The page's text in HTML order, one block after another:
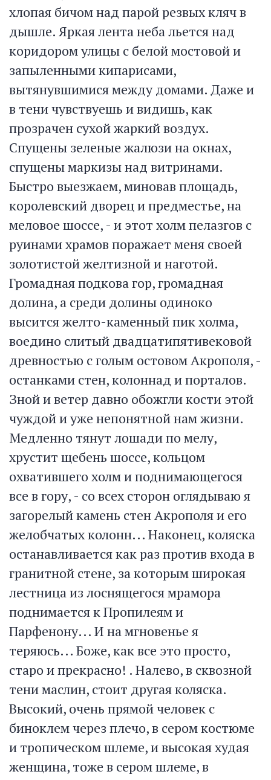
хлопая бичом над парой резвых кляч в
дышле. Яркая лента неба льется над
коридором улицы с белой мостовой и
запыленными кипарисами,
вытянувшимися между домами. Даже и
в тени чувствуешь и видишь, как
прозрачен сухой жаркий воздух.
Спущены зеленые жалюзи на окнах,
спущены маркизы над витринами.
Быстро выезжаем, миновав площадь,
королевский дворец и предместье, на
меловое шоссе, - и этот холм пелазгов с
руинами храмов поражает меня своей
золотистой желтизной и наготой.
Громадная подкова гор, громадная
долина, а среди долины одиноко
высится желто-каменный пик холма,
воедино слитый двадцатипятивековой
древностью с голым остовом Акрополя, -
останками стен, колоннад и порталов.
Зной и ветер давно обожгли кости этой
чуждой и уже непонятной нам жизни.
Медленно тянут лошади по мелу,
хрустит щебень шоссе, кольцом
охватившего холм и поднимающегося
все в гору, - со всех сторон оглядываю я
загорелый камень стен Акрополя и его
желобчатых колонн... Наконец, коляска
останавливается как раз против входа в
гранитной стене, за которым широкая
лестница из лоснящегося мрамора
поднимается к Пропилеям и
Парфенону... И на мгновенье я
теряюсь... Боже, как все это просто,
старо и прекрасно! . Налево, в сквозной
тени маслин, стоит другая коляска.
Высокий, очень прямой человек с
биноклем через плечо, в сером костюме
и тропическом шлеме, и высокая худая
женщина, тоже в сером шлеме, в